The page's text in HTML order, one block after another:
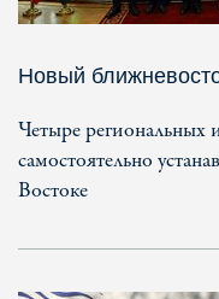
Новый
Четыре региональных
самостоятельно
Востоке